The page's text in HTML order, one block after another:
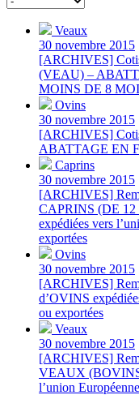
Veaux
30 novembre 2015
[ARCHIVES]
(VEAU) –
MOINS DE 8
Ovins
30 novembre 2015
[ARCHIVES]
ABATTAGE EN
Caprins
30 novembre 2015
[ARCHIVES]
CAPRINS (DE
expédiées vers
exportées
Ovins
30 novembre 2015
[ARCHIVES]
d’OVINS
ou exportées
Veaux
30 novembre 2015
[ARCHIVES]
VEAUX
l’union